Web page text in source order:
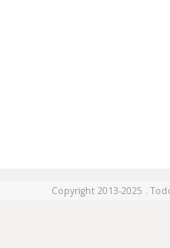
Copyright 2013-2025 .